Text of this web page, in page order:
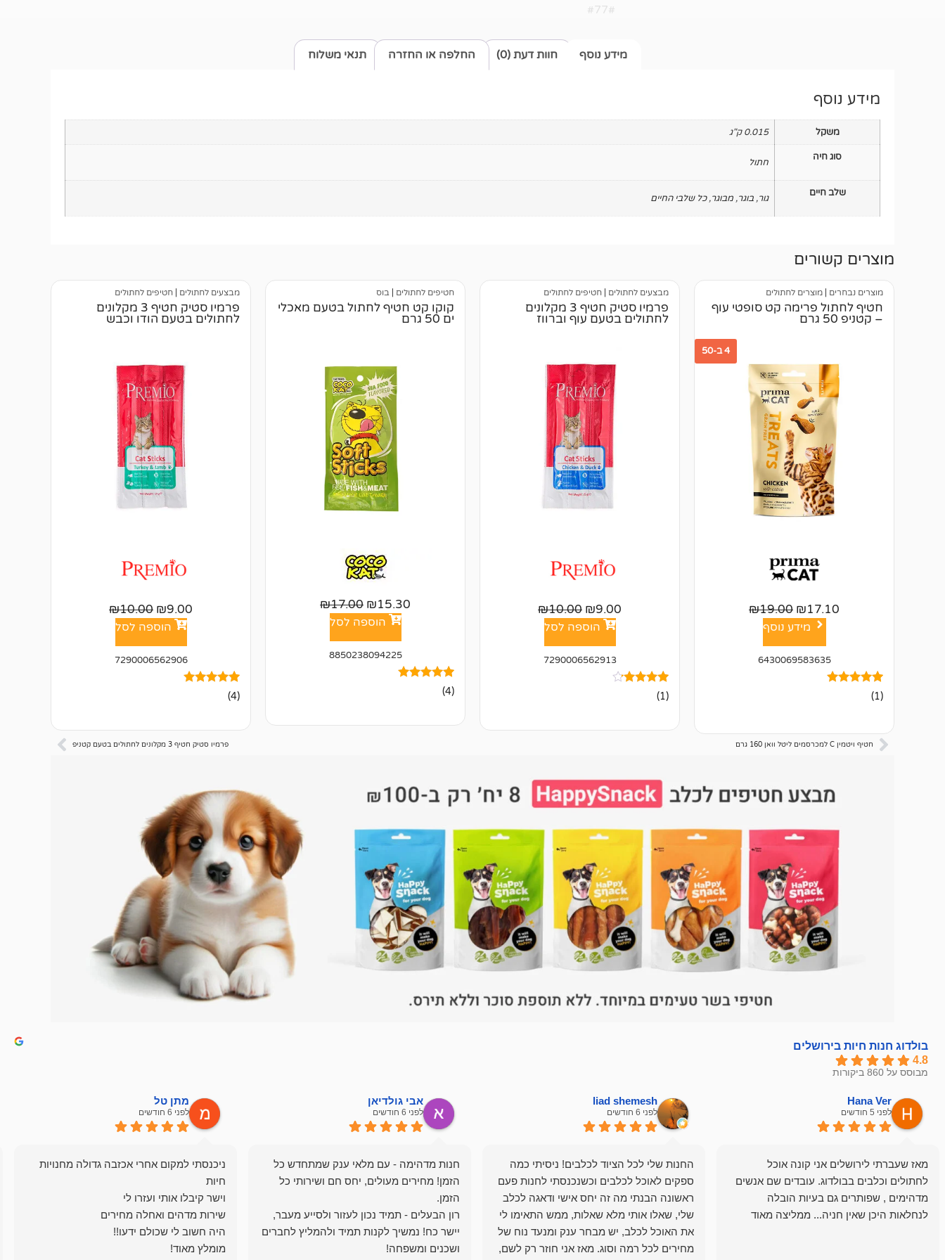
#77#
מידע נוסף תנאי משלוח חוות דעת (0) החלפה או החזרה
מידע נוסף
משקל 0.015 ק"ג
סוג חיה חתול
שלב חיים גור, בוגר, מבוגר,כל שלבי החיים
מוצרים קשורים
מוצרים נבחרים מוצרים לחתולים
חטיף לחתול פרימה קט סופטי עוף
– קטניפ 50 גרם
4 ב-50
₪17.10
₪19.00
מידע נוסף
6430069583635
מדורג
5.00
1
דירוגים של
לקוחות
(1)
מבצעים לחתולים חטיפים לחתולים
פרמיו סטיק חטיף 3 מקלונים
לחתולים בטעם עוף וברווז
₪9.00
₪10.00
הוספה לסל
7290006562913
מדורג
4.00
1(1)
חטיפים לחתולים בוס
קוקו קט חטיף לחתול בטעם מאכלי
ים 50 גרם
₪15.30
₪17.00
הוספה לסל
8850238094225
מדורגים
5.00
4(4)
מבצעים לחתולים חטיפים לחתולים
פרמיו סטיק חטיף 3 מקלונים
לחתולים בטעם הודו וכבש
₪9.00
₪10.00
הוספה לסל
7290006562906
מדורגים
5.00
4
לקוחות
(4)
חטיף ויטמין C למכרסמים ליטל וואן 160 גרם פרמיו סטיק חטיף 3 מקלונים לחתולים בטעם קטניפ
בולדוג חנות חיות בירושלים
4.8
מבוסס על 860 ביקורות
Hana Ver
לפני 5 חודשים
מאז שעברתי לירושלים אני קונה אוכל
לחתולים וכלבים בבולדוג. עובדים שם אנשים
מדהימים , שפותרים גם בעיות הובלה
לנחלאות היכן שאין חניה... ממליצה מאוד
liad shemesh
לפני 6 חודשים
החנות שלי לכל הציוד לכלבים! ניסיתי כמה
ספקים לאוכל לכלבים וכשנכנסתי לחנות פעם
ראשונה הבנתי מה זה יחס אישי ודאגה לכלב
שלי, שאלו אותי מלא שאלות, ממש התאימו לי
את האוכל לכלב, יש מבחר ענק ומנעד נוח של
מחירים לכל רמה וסוג. מאז אני חוזר רק לשם,
אבי גולדיאן
לפני 6 חודשים
חנות מדהימה - עם מלאי ענק שמתחדש כל
הזמן! מחירים מעולים, יחס חם ושירותי כל
רון הבעלים - תמיד נכון לעזור ולסייע מעבר,
יישר כח! נמשיך לקנות תמיד ולהמליץ לחברים
ושכנים ומשפחה!
מתן טל
לפני 6 חודשים
ניכנסתי למקום אחרי אכזבה גדולה מחנויות
מומלץ מאוד!